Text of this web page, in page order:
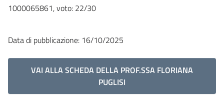
1000065861, voto: 22/30
Data di pubblicazione: 16/10/2025
VAI ALLA SCHEDA DELLA PROF.SSA FLORIANA
PUGLISI